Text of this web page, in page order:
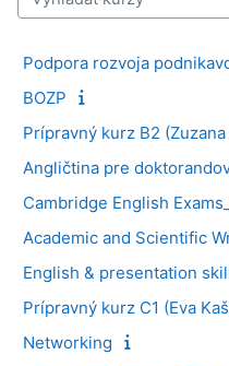
Podpora rozvoja
BOZP
Prípravný kurz B2
Angličtina pre
Cambridge English
Academic and Scientific
English & presentation
Prípravný kurz C1 (Eva
Networking